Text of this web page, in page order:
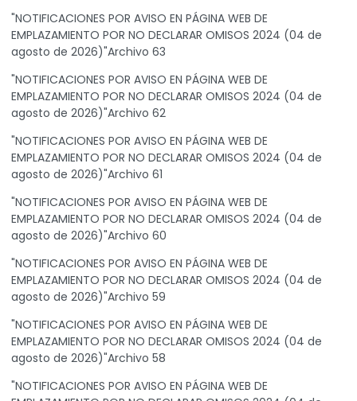
"NOTIFICACIONES POR AVISO EN PÁGINA WEB DE
EMPLAZAMIENTO POR NO DECLARAR OMISOS 2024 (04 de
agosto de 2026)"Archivo 63
"NOTIFICACIONES POR AVISO EN PÁGINA WEB DE
EMPLAZAMIENTO POR NO DECLARAR OMISOS 2024 (04 de
agosto de 2026)"Archivo 62
"NOTIFICACIONES POR AVISO EN PÁGINA WEB DE
EMPLAZAMIENTO POR NO DECLARAR OMISOS 2024 (04 de
agosto de 2026)"Archivo 61
"NOTIFICACIONES POR AVISO EN PÁGINA WEB DE
EMPLAZAMIENTO POR NO DECLARAR OMISOS 2024 (04 de
agosto de 2026)"Archivo 60
"NOTIFICACIONES POR AVISO EN PÁGINA WEB DE
EMPLAZAMIENTO POR NO DECLARAR OMISOS 2024 (04 de
agosto de 2026)"Archivo 59
"NOTIFICACIONES POR AVISO EN PÁGINA WEB DE
EMPLAZAMIENTO POR NO DECLARAR OMISOS 2024 (04 de
agosto de 2026)"Archivo 58
"NOTIFICACIONES POR AVISO EN PÁGINA WEB DE